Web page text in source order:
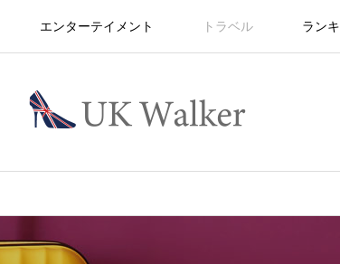
エンターテイメント トラベル ラン